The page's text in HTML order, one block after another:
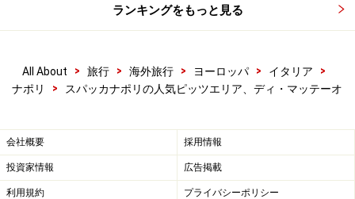
ランキングをもっと見る
All About > 旅行 > 海外旅行 > ヨーロッパ > イタリア
>
ナポリ
> スパッカナポリの人気ピッツエリア、ディ・マッテーオ
会社概要 採用情報
投資家情報 広告掲載
利用規約 プライバシーポリシー